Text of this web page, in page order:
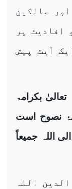
سالکین
افادیت پر
آیت پیش
بکرامۃ
نصوح است
اللہ جمیعاً
اللہ